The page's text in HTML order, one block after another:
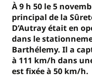
À 9 h 50 le 5
principal de la
D’Autray était en
dans le
Barthélemy. Il a
à 111 km/h dans
est fixée à 50 km/h.